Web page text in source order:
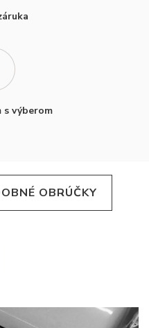
s výberom
OBRÚČKY